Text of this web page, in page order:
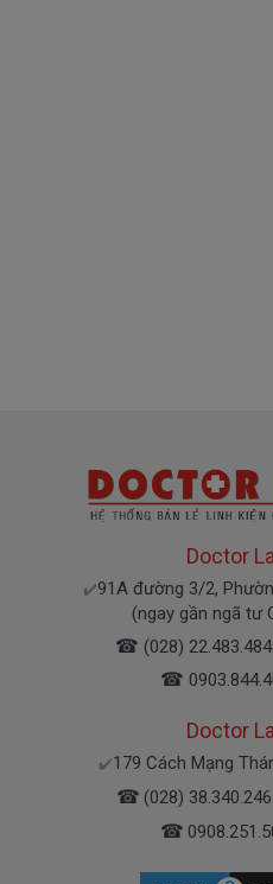
Tại sao phải thay
Doctor
✔️91A đường 3/2,
(ngay gần ngã tư
☎ (028)
☎
Doctor
✔️179 Cách Mạng
☎ (028)
☎